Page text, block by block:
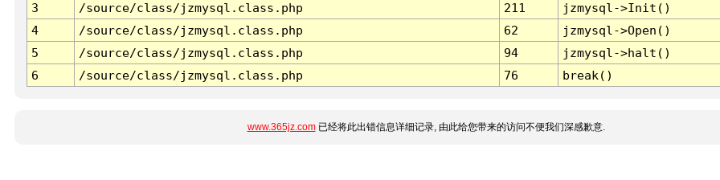
3
/source/class/jzmysql.class.php 211
jzmysql->Init()
4
/source/class/jzmysql.class.php 62
jzmysql->Open()
5
/source/class/jzmysql.class.php 94
jzmysql->halt()
6
/source/class/jzmysql.class.php 76 break()
www.365jz.com已经将此出错信息详细记录, 由此给您带来的访问不便我们深感歉意.